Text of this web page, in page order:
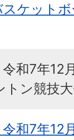
ケット
令和7年
ン競技
令和7年